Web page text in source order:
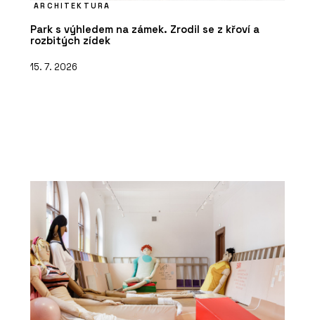
ARCHITEKTURA
Park s výhledem na zámek. Zrodil se z křoví a
rozbitých zídek
15. 7. 2026